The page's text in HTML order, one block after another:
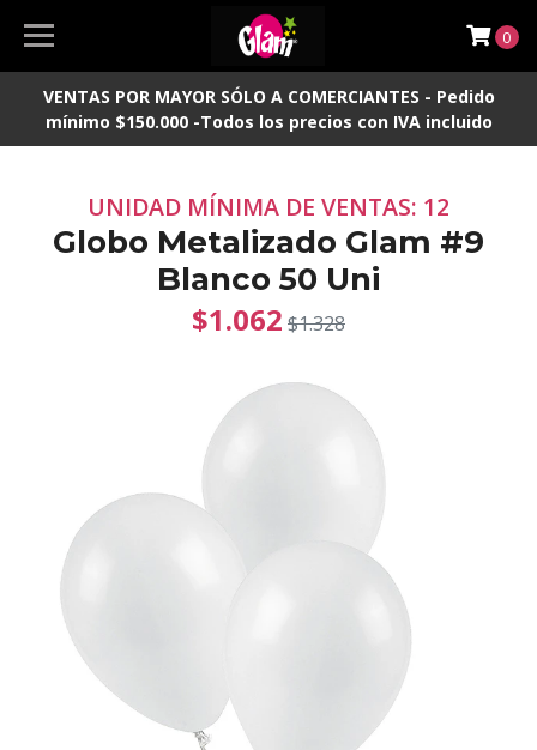
VENTAS POR MAYOR SÓLO A COMERCIANTES - Pedido
mínimo $150.000 -Todos los precios con IVA incluido
0
UNIDAD MÍNIMA DE VENTAS: 12
Globo Metalizado Glam #9
Blanco 50 Uni
$1.062 $1.328